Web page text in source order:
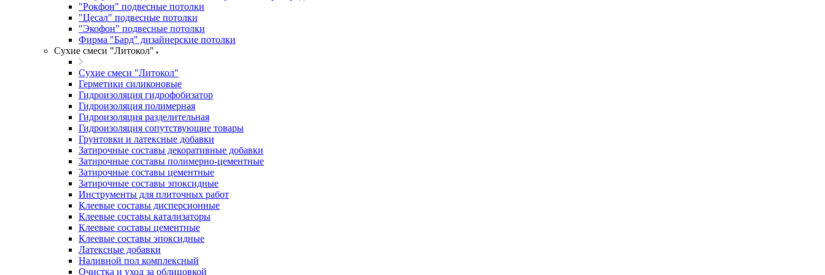
"Рокфон" подвесные потолки
"Цесал" подвесные потолки
"Экофон" подвесные потолки
Фирма "Бард" дизайнерские потолки
Сухие смеси "Литокол"
Сухие смеси "Литокол"
Герметики силиконовые
Гидроизоляция гидрофобизатор
Гидроизоляция полимерная
Гидроизоляция разделительная
Гидроизоляция сопутствующие товары
Грунтовки и латексные добавки
Затирочные составы декоративные добавки
Затирочные составы полимерно-цементные
Затирочные составы цементные
Затирочные составы эпоксидные
Инструменты для плиточных работ
Клеевые составы дисперсионные
Клеевые составы катализаторы
Клеевые составы цементные
Клеевые составы эпоксидные
Латексные добавки
Наливной пол комплексный
Очистка и уход за облицовкой